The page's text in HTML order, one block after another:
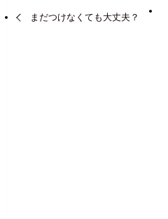
まだつけなくても大丈夫？